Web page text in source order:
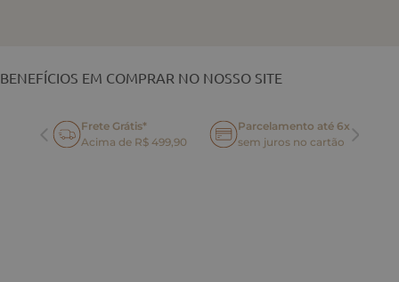
BENEFÍCIOS EM COMPRAR NO NOSSO SITE
Frete Grátis*
Acima de R$ 499,90
Parcelamento até 6x
sem juros no cartão